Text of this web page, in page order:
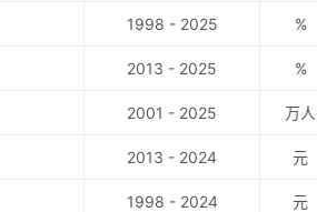
1998 - 2025 %
2013 - 2025 %
2001 - 2025 万人
2013 - 2024 元
1998 - 2024 元